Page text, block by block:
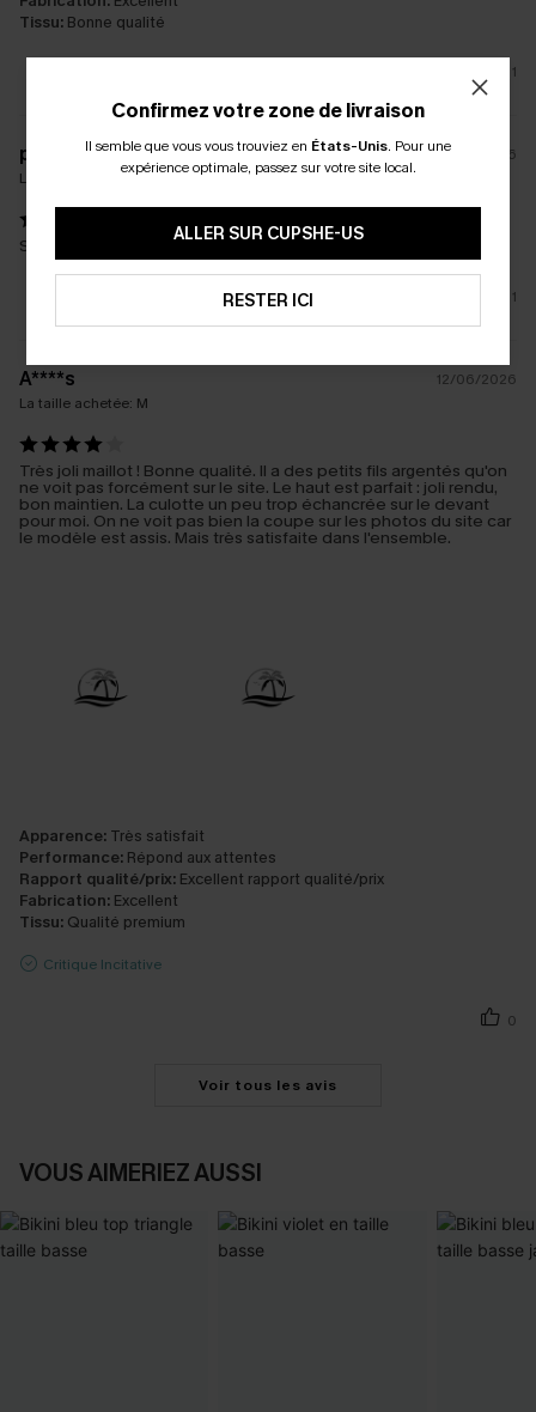
Tissu: Bonne qualité
1
p****
04/02/2026
La taille achetée:M
Super maillot de bain, trop contentE
1
A****s
12/06/2026
La taille achetée: M
Très joli maillot ! Bonne qualité. Il a des petits fils argentés qu'on
ne voit pas forcément sur le site. Le haut est parfait : joli rendu,
bon maintien. La culotte un peu trop échancrée sur le devant
pour moi. On ne voit pas bien la coupe sur les photos du site car
le modèle est assis. Mais très satisfaite dans l'ensemble.
Apparence: Très satisfait
Performance: Répond aux attentes
Rapport qualité/prix: Excellent rapport qualité/prix
Fabrication: Excellent
Tissu: Qualité premium
Critique Incitative
0
Voir tous les avis
VOUS AIMERIEZ AUSSI
Confirmez votre zone de livraison
Il semble que vous vous trouviez en États-Unis. Pour une
expérience optimale, passez sur votre site local.
ALLER SUR CUPSHE-US
RESTER ICI